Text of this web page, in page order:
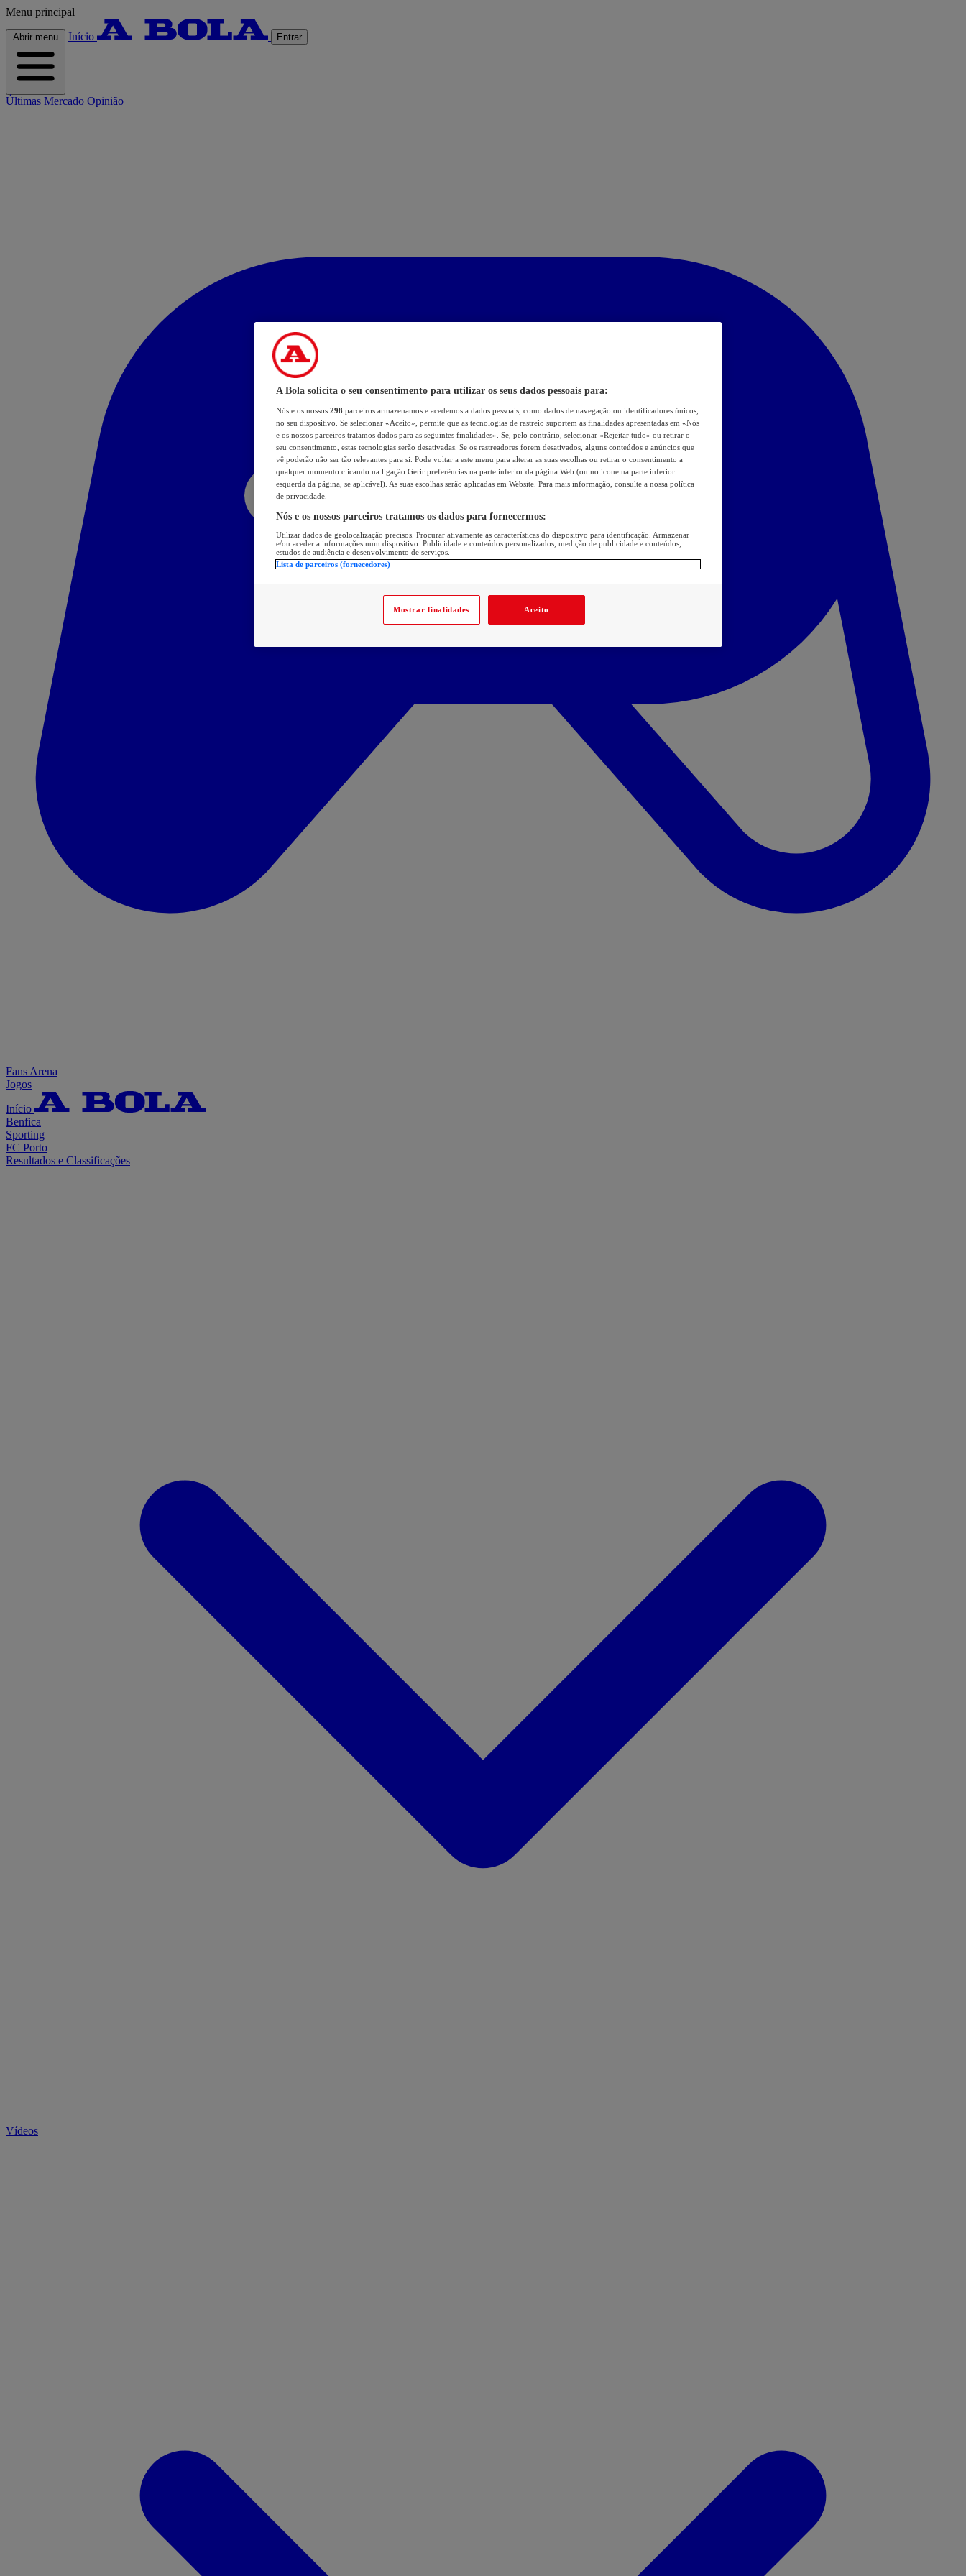
Menu principal
Abrir menu Início Entrar
Últimas Mercado Opinião
Fans Arena
Jogos
Início
Benfica
Sporting
FC Porto
Resultados e Classificações
Vídeos
A Bola solicita o seu consentimento para utilizar os seus dados pessoais para:
Nós e os nossos 298 parceiros armazenamos e acedemos a dados pessoais, como dados de navegação ou identificadores únicos,
no seu dispositivo. Se selecionar «Aceito», permite que as tecnologias de rastreio suportem as finalidades apresentadas em «Nós
e os nossos parceiros tratamos dados para as seguintes finalidades». Se, pelo contrário, selecionar «Rejeitar tudo» ou retirar o
seu consentimento, estas tecnologias serão desativadas. Se os rastreadores forem desativados, alguns conteúdos e anúncios que
vê poderão não ser tão relevantes para si. Pode voltar a este menu para alterar as suas escolhas ou retirar o consentimento a
qualquer momento clicando na ligação Gerir preferências na parte inferior da página Web (ou no ícone na parte inferior
esquerda da página, se aplicável). As suas escolhas serão aplicadas em Website. Para mais informação, consulte a nossa política
de privacidade.
Nós e os nossos parceiros tratamos os dados para fornecermos:
Utilizar dados de geolocalização precisos. Procurar ativamente as características do dispositivo para identificação. Armazenar
e/ou aceder a informações num dispositivo. Publicidade e conteúdos personalizados, medição de publicidade e conteúdos,
estudos de audiência e desenvolvimento de serviços.
Lista de parceiros (fornecedores)
Mostrar finalidades Aceito